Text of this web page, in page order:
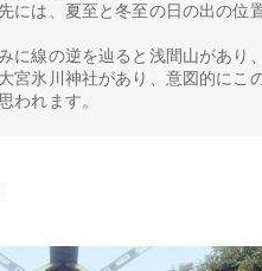
には、夏至と冬至の日の出の位
に線の逆を辿ると浅間山があり
宮氷川神社があり、意図的にこ
われます。